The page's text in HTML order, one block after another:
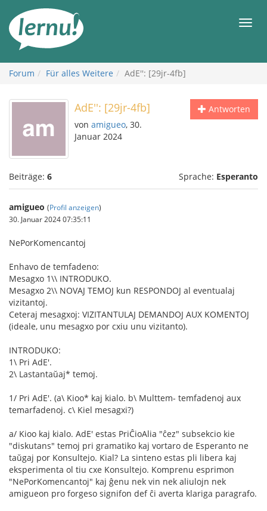
Inhalt
Forum Für alles Weitere AdE'': [29jr-4fb]
Antworten
AdE'': [29jr-4fb]
von amigueo, 30.
Januar 2024
Beiträge: 6 Sprache: Esperanto
amigueo (Profil anzeigen)
30. Januar 2024 07:35:11
NePorKomencantoj
Enhavo de temfadeno:
Mesagxo 1\\ INTRODUKO.
Mesagxo 2\\ NOVAJ TEMOJ kun RESPONDOJ al eventualaj
vizitantoj.
Ceteraj mesagxoj: VIZITANTULAJ DEMANDOJ AUX KOMENTOJ
(ideale, unu mesagxo por cxiu unu vizitanto).
INTRODUKO:
1\ Pri AdE'.
2\ Lastantaŭaj* temoj.
1/ Pri AdE'. (a\ Kioo* kaj kialo. b\ Multtem- temfadenoj aux
temarfadenoj. c\ Kiel mesagxi?)
a/ Kioo kaj kialo. AdE' estas PriĈioAlia "ĉez" subsekcio kie
"diskutans" temoj pri gramatiko kaj vortaro de Esperanto ne
taŭgaj por Konsultejo. Kial? La sinteno estas pli libera kaj
eksperimenta ol tiu cxe Konsultejo. Komprenu esprimon
"NePorKomencantoj" kaj ĝenu nek vin nek aliulojn nek
amigueon pro forgeso signifon def ĉi averta klariga paragrafo.